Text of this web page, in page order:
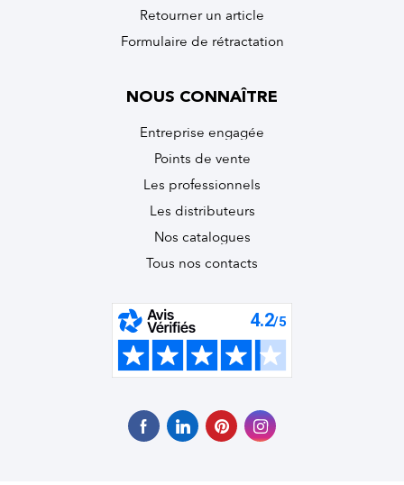
Retourner un article
Formulaire de rétractation
NOUS CONNAÎTRE
Entreprise engagée
Points de vente
Les professionnels
Les distributeurs
Nos catalogues
Tous nos contacts